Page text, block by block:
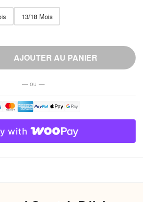
13/18 Mois
AJOUTER AU PANIER
— ou —
with